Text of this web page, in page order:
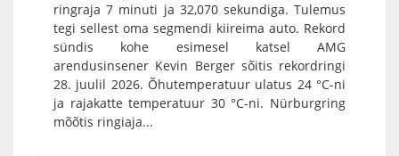
ringraja 7 minuti ja 32,070 sekundiga. Tulemus
tegi sellest oma segmendi kiireima auto. Rekord
sündis kohe esimesel katsel AMG
arendusinsener Kevin Berger sõitis rekordringi
28. juulil 2026. Õhutemperatuur ulatus 24 °C-ni
ja rajakatte temperatuur 30 °C-ni. Nürburgring
mõõtis ringiaja...